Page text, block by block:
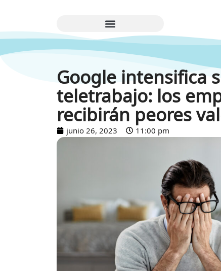
Google intensifica
teletrabajo: los
recibirán peores
junio 26, 2023 11:00 pm